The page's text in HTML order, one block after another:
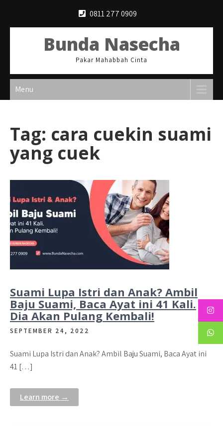
0811 277 0909
Bunda Nasecha
Pakar Mahabbah Cinta
Menu
Tag: cara cuekin suami
yang cuek
Suami Lupa Istri dan Anak? Ambil
Baju Suami, Baca Ayat ini 41 Kali.
Dia Akan Pulang Kembali!
SEPTEMBER 24, 2022
Suami Lupa Istri dan Anak? Ambil Baju Suami, Baca Ayat ini
41 […]
Learn more →